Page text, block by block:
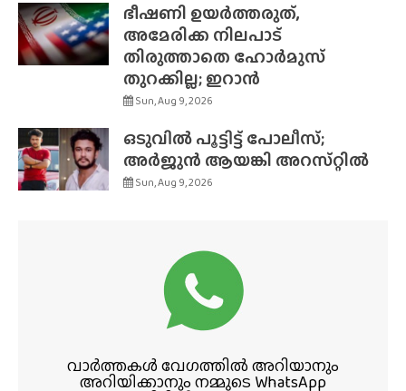
ഭീഷണി ഉയർത്തരുത്,
അമേരിക്ക നിലപാട്
തിരുത്താതെ ഹോർമുസ്
തുറക്കില്ല; ഇറാൻ
Sun, Aug 9, 2026
ഒടുവിൽ പൂട്ടിട്ട് പോലീസ്;
അർജുൻ ആയങ്കി അറസ്‌റ്റിൽ
Sun, Aug 9, 2026
വാർത്തകൾ വേഗത്തിൽ അറിയാനും
അറിയിക്കാനും നമ്മുടെ WhatsApp